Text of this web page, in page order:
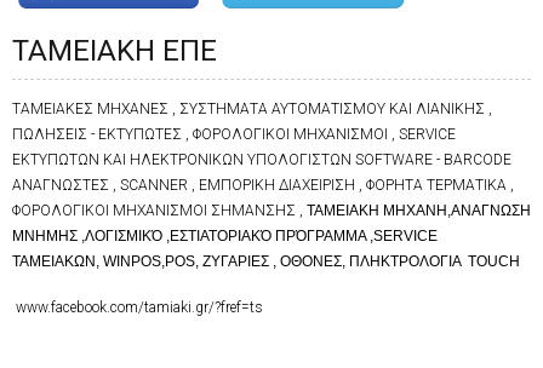
ΤΑΜΕΙΑΚΗ ΕΠΕ
ΤΑΜΕΙΑΚΕΣ ΜΗΧΑΝΕΣ , ΣΥΣΤΗΜΑΤΑ ΑΥΤΟΜΑΤΙΣΜΟΥ ΚΑΙ ΛΙΑΝΙΚΗΣ ,
ΠΩΛΗΣΕΙΣ - ΕΚΤΥΠΩΤΕΣ , ΦΟΡΟΛΟΓΙΚΟΙ ΜΗΧΑΝΙΣΜΟΙ , SERVICE
ΕΚΤΥΠΩΤΩΝ ΚΑΙ ΗΛΕΚΤΡΟΝΙΚΩΝ ΥΠΟΛΟΓΙΣΤΩΝ SOFTWARE - BARCODE
ΑΝΑΓΝΩΣΤΕΣ , SCANNER , ΕΜΠΟΡΙΚΗ ΔΙΑΧΕΙΡΙΣΗ , ΦΟΡΗΤΑ ΤΕΡΜΑΤΙΚΑ ,
ΦΟΡΟΛΟΓΙΚΟΙ ΜΗΧΑΝΙΣΜΟΙ ΣΗΜΑΝΣΗΣ , ΤΑΜΕΙΑΚH ΜΗΧΑΝH,ΑΝAΓΝΩΣΗ
ΜΝHΜΗΣ ,ΛΟΓΙΣΜΙΚΌ ,ΕΣΤΙΑΤΟΡΙΑΚΌ ΠΡΌΓΡΑΜΜΑ ,SERVICE
ΤΑΜΕΙΑΚΩΝ, WINPOS,POS, ΖΥΓΑΡΙΕΣ , ΟΘΟΝΕΣ, ΠΛΗΚΤΡΟΛΟΓΙΑ TOUCH
www.facebook.com/tamiaki.gr/?fref=ts